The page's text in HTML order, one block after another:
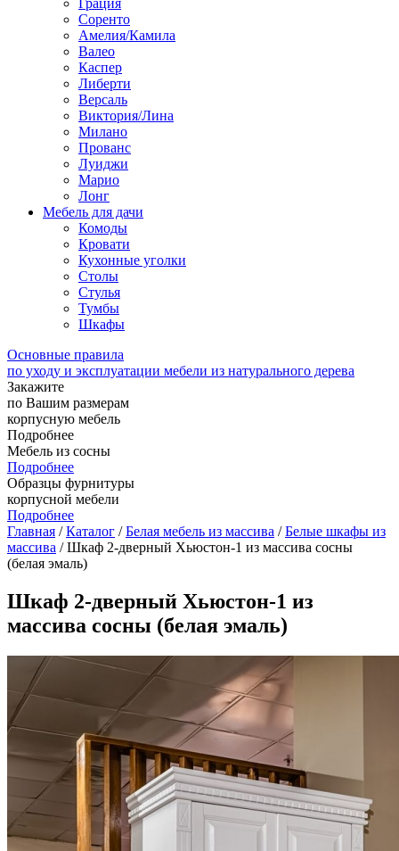
Грация
Соренто
Амелия/Камила
Валео
Каспер
Либерти
Версаль
Виктория/Лина
Милано
Прованс
Луиджи
Марио
Лонг
Мебель для дачи
Комоды
Кровати
Кухонные уголки
Столы
Стулья
Тумбы
Шкафы
Основные правила
по уходу и эксплуатации мебели из натурального дерева
Закажите
по Вашим размерам
корпусную мебель
Подробнее
Мебель из сосны
Подробнее
Образцы фурнитуры
корпусной мебели
Подробнее
Главная /Каталог /Белая мебель из массива /Белые шкафы из
массива / Шкаф 2-дверный Хьюстон-1 из массива сосны
(белая эмаль)
Шкаф 2-дверный Хьюстон-1 из
массива сосны (белая эмаль)